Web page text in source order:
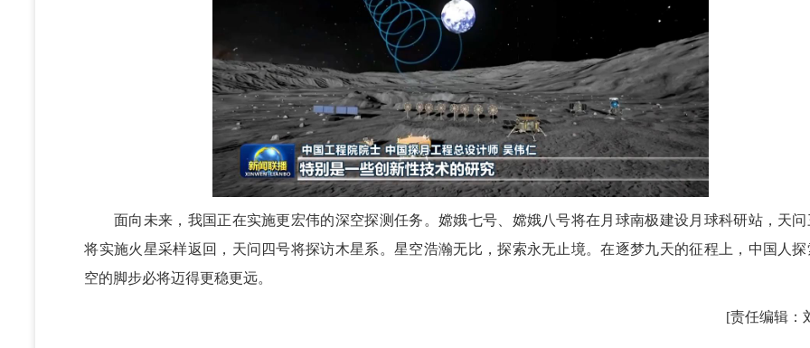
面向未来，我国正在实施更宏伟的深空探测任务。嫦娥七号、嫦娥八号将在月球南极建设月球科研站，天问
将实施火星采样返回，天问四号将探访木星系。星空浩瀚无比，探索永无止境。在逐梦九天的征程上，中国人探
空的脚步必将迈得更稳更远。
[责任编辑：